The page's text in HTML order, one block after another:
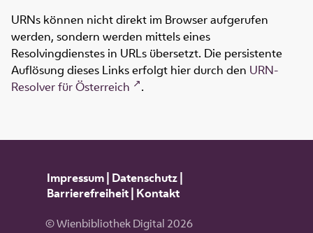
URNs können nicht direkt im Browser aufgerufen
werden, sondern werden mittels eines
Resolvingdienstes in URLs übersetzt. Die persistente
Auflösung dieses Links erfolgt hier durch den URN-
Resolver für Österreich
.
Impressum| Datenschutz|
Barrierefreiheit| Kontakt
© Wienbibliothek Digital 2026